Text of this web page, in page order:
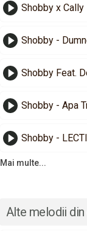
Shobby x Cally
Shobby -
Shobby Feat.
Shobby - Apa
Shobby -
Mai multe...
Alte melodii